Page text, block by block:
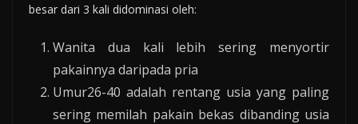
besar dari 3 kali didominasi oleh:
Wanita dua kali lebih sering menyortir
pakainnya daripada pria
Umur26-40 adalah rentang usia yang paling
sering memilah pakain bekas dibanding usia